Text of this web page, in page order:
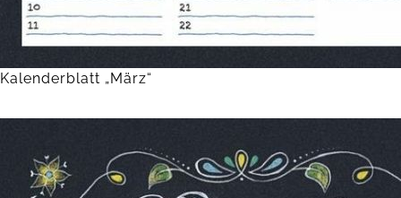
Kalenderblatt „März“